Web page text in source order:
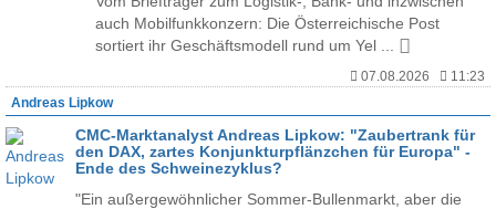
auch Mobilfunkkonzern: Die Österreichische Post
sortiert ihr Geschäftsmodell rund um Yel ...
07.08.2026
11:23
Andreas Lipkow
CMC-Marktanalyst Andreas Lipkow: "Zaubertrank für
den DAX, zartes Konjunkturpflänzchen für Europa" -
Ende des Schweinezyklus?
"Ein außergewöhnlicher Sommer-Bullenmarkt, aber die